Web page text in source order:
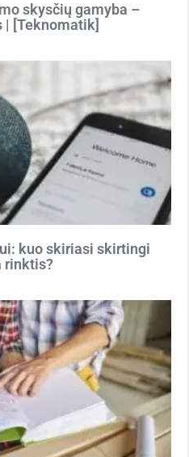
skysčių gamyba –
| [Teknomatik]
kuo skiriasi skirtingi
rinktis?